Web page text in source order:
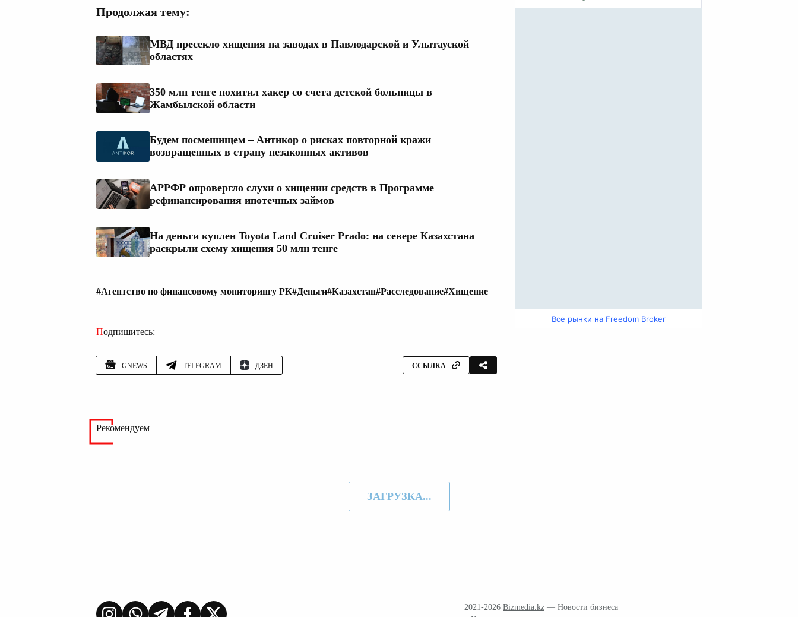
Продолжая тему:
МВД пресекло хищения на заводах в Павлодарской и Улытауской
областях
350 млн тенге похитил хакер со счета детской больницы в
Жамбылской области
Будем посмешищем – Антикор о рисках повторной кражи
возвращенных в страну незаконных активов
АРРФР опровергло слухи о хищении средств в Программе
рефинансирования ипотечных займов
На деньги куплен Toyota Land Cruiser Prado: на севере Казахстана
раскрыли схему хищения 50 млн тенге
#Агентство по финансовому мониторингу РК#Деньги#Казахстан#Расследование#Хищение
Подпишитесь:
GNEWS TELEGRAM ДЗЕН ССЫЛКА
Все рынки на Freedom Broker
Рекомендуем
ЗАГРУЗКА...
2021-2026 Bizmedia.kz — Новости бизнеса